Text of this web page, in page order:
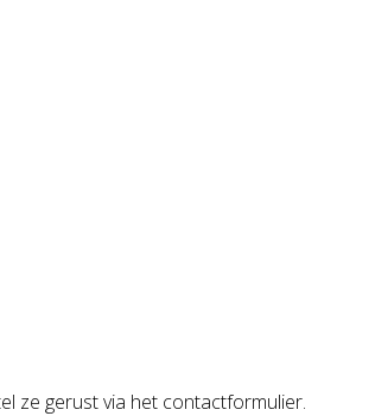
ze gerust via het contactformulier.